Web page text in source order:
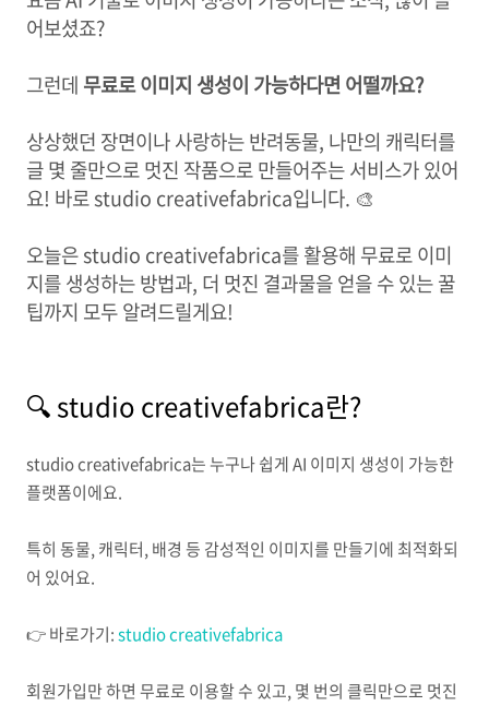
어보셨죠?
그런데 무료로 이미지 생성이 가능하다면 어떨까요?
상상했던 장면이나 사랑하는 반려동물, 나만의 캐릭터를
글 몇 줄만으로 멋진 작품으로 만들어주는 서비스가 있어
요! 바로 studio creativefabrica입니다. 🎨
오늘은 studio creativefabrica를 활용해 무료로 이미
지를 생성하는 방법과, 더 멋진 결과물을 얻을 수 있는 꿀
팁까지 모두 알려드릴게요!
🔍 studio creativefabrica란?
studio creativefabrica는 누구나 쉽게 AI 이미지 생성이 가능한
플랫폼이에요.
특히 동물, 캐릭터, 배경 등 감성적인 이미지를 만들기에 최적화되
어 있어요.
👉 바로가기:studio creativefabrica
회원가입만 하면 무료로 이용할 수 있고, 몇 번의 클릭만으로 멋진